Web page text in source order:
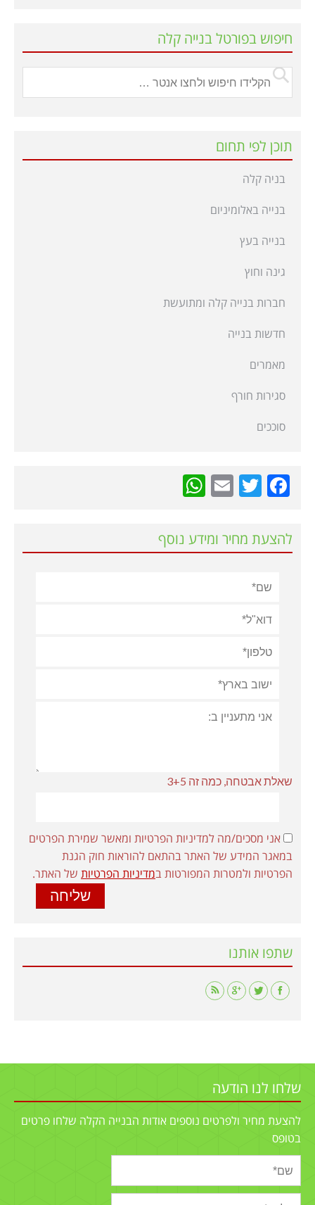
חיפוש בפורטל בנייה קלה
תוכן לפי תחום
בניה קלה
בנייה באלומיניום
בנייה בעץ
גינה וחוץ
חברות בנייה קלה ומתועשת
חדשות בנייה
מאמרים
סגירות חורף
סוככים
Facebook
Twitter
Email
להצעת מחיר ומידע נוסף
שאלת אבטחה, כמה זה 3+5
אני מסכים/מה למדיניות הפרטיות ומאשר שמירת הפרטים
במאגר המידע של האתר בהתאם להוראות חוק הגנת
הפרטיות ולמטרות המפורטות במדיניות הפרטיות של האתר.
שתפו אותנו
Find us on:
שלחו לנו הודעה
להצעת מחיר ולפרטים נוספים אודות הבנייה הקלה שלחו פרטים
בטופס